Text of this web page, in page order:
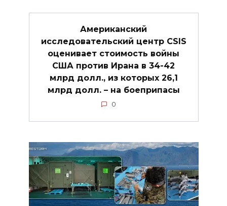
Американский
исследовательский центр CSIS
оценивает стоимость войны
США против Ирана в 34-42
млрд долл., из которых 26,1
млрд долл. – на боеприпасы
0